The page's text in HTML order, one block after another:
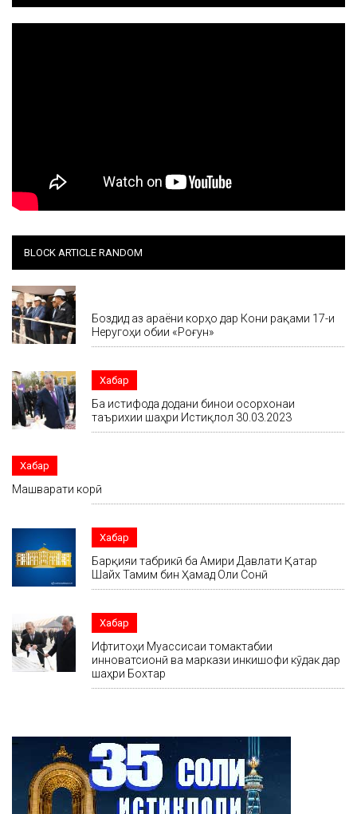
BLOCK ARTICLE RANDOM
Боздид аз ҷараёни корҳо дар Кони рақами 17-и
Неругоҳи обии «Роғун»
Хабар
Ба истифода додани бинои осорхонаи
таърихии шаҳри Истиқлол 30.03.2023
Хабар
Машварати корӣ
Хабар
Барқияи табрикӣ ба Амири Давлати Қатар
Шайх Тамим бин Ҳамад Оли Сонӣ
Хабар
Ифтитоҳи Муассисаи томактабии
инноватсионӣ ва маркази инкишофи кӯдак дар
шаҳри Бохтар